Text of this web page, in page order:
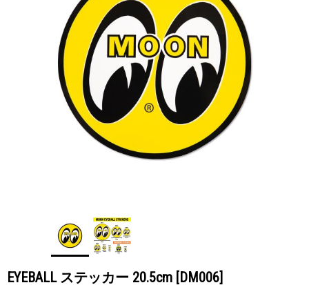
EYEBALL ステッカー 20.5cm [DM006]